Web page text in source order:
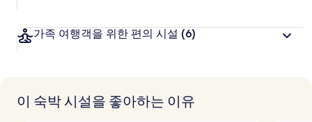
가족 여행객을 위한 편의 시설 (6)
이 숙박 시설을 좋아하는 이유